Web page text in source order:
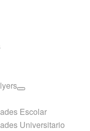
Escolar
Universitario